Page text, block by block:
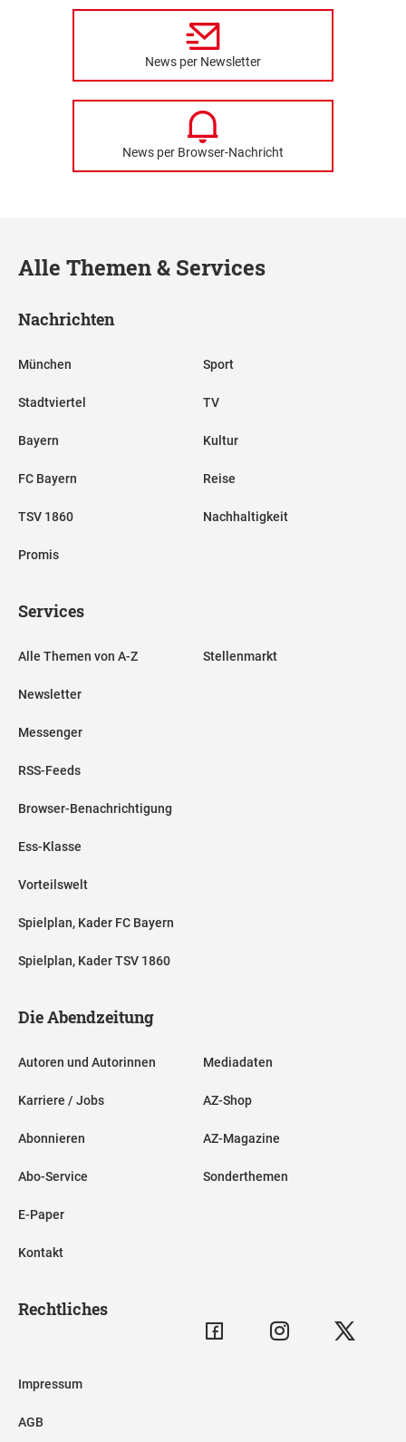
News per Newsletter
News per Browser-Nachricht
Alle Themen & Services
Nachrichten
München
Stadtviertel
Bayern
FC Bayern
TSV 1860
Promis
Sport
TV
Kultur
Reise
Nachhaltigkeit
Services
Alle Themen von A-Z
Newsletter
Messenger
RSS-Feeds
Browser-Benachrichtigung
Ess-Klasse
Vorteilswelt
Spielplan, Kader FC Bayern
Spielplan, Kader TSV 1860
Stellenmarkt
Die Abendzeitung
Autoren und Autorinnen
Karriere / Jobs
Abonnieren
Abo-Service
E-Paper
Kontakt
Mediadaten
AZ-Shop
AZ-Magazine
Sonderthemen
Rechtliches
Impressum
AGB